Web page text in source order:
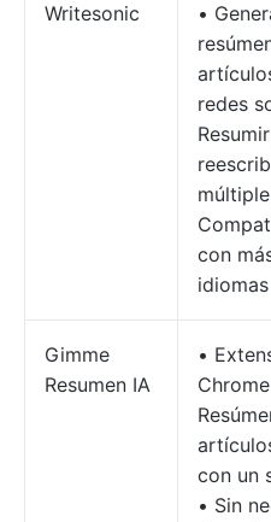
Writesonic
•
redes
con
idiomas
Gimme
Resumen IA
•
con un
• Sin